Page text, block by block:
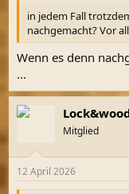
in jedem Fall
nachgemacht? Vor
Wenn es denn
...
Mitglied
12 April 2026